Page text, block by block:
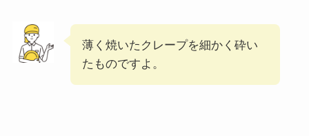
クアウト(お持ち帰
薄く焼いたクレープを細かく砕い
たものですよ。